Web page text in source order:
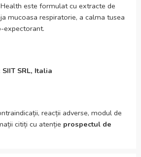
este formulat cu extracte de
mucoasa respiratorie, a calma tusea
expectorant.
SRL, Italia
reacții adverse, modul de
citiți cu atenție prospectul de